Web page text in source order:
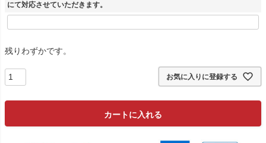
にて対応させていただきます。
残りわずかです。
お気に入りに登録する
カートに入れる